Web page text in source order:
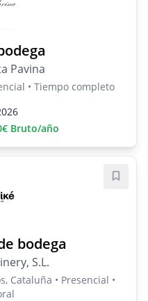
Pavina
• Tiempo completo
Bruto/año
bodega
S.L.
Cataluña • Presencial •